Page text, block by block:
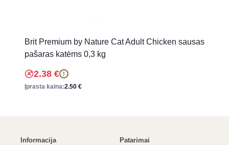
Brit Premium by Nature Cat Adult Chicken sausas
pašaras katėms 0,3 kg
2.38 € !
Įprasta kaina:2.50 €
Informacija Patarimai